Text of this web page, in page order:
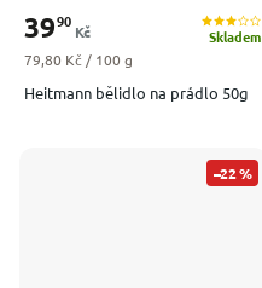
Heitmann bělidlo na prádlo 50g
Skladem
3990
Kč
Měrná cena:
79,80 Kč / 100 g
–22 %